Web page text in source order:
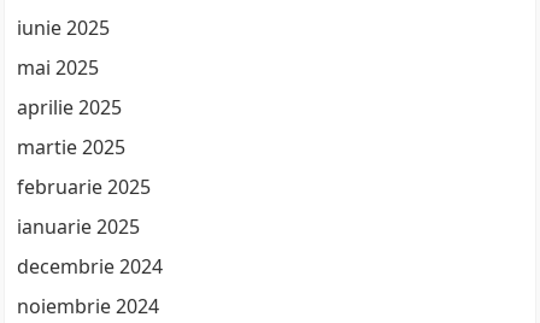
iunie 2025
mai 2025
aprilie 2025
martie 2025
februarie 2025
ianuarie 2025
decembrie 2024
noiembrie 2024